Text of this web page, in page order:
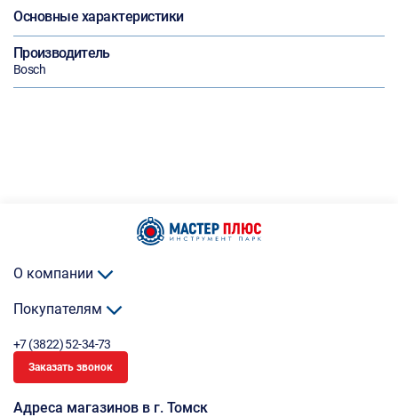
Основные характеристики
Производитель
Bosch
О компании
Покупателям
+7 (3822) 52-34-73
Заказать звонок
Адреса магазинов в г. Томск